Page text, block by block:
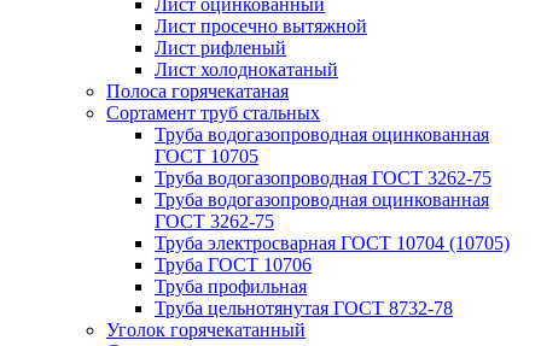
Лист просечно вытяжной
Лист рифленый
Лист холоднокатаный
Полоса горячекатаная
Сортамент труб стальных
Труба водогазопроводная оцинкованная
ГОСТ 10705
Труба водогазопроводная ГОСТ 3262-75
Труба водогазопроводная оцинкованная
ГОСТ 3262-75
Труба электросварная ГОСТ 10704 (10705)
Труба ГОСТ 10706
Труба профильная
Труба цельнотянутая ГОСТ 8732-78
Уголок горячекатанный